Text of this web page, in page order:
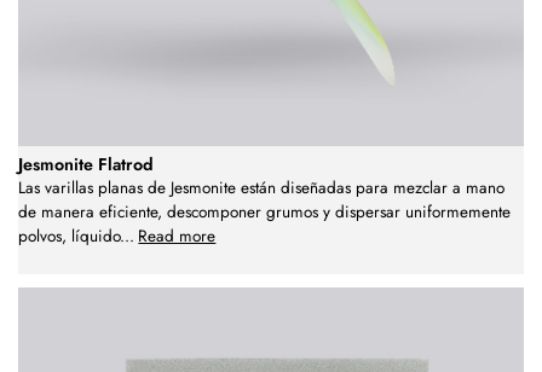
Jesmonite Flatrod
Las varillas planas de Jesmonite están diseñadas para mezclar a mano
de manera eficiente, descomponer grumos y dispersar uniformemente
polvos, líquido... Read more